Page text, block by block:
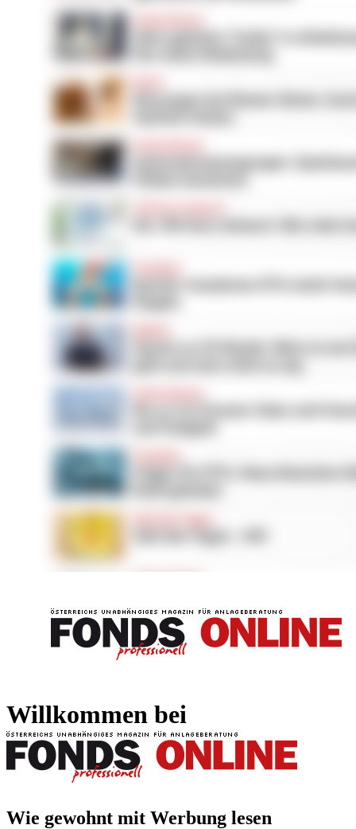
Willkommen bei
Wie gewohnt mit Werbung lesen